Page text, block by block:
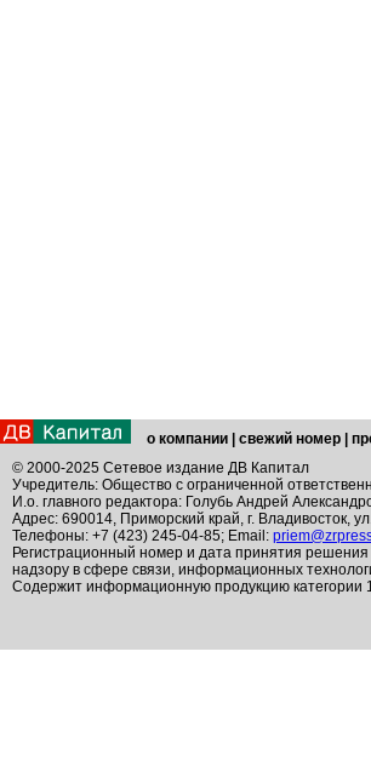
о компании свежий номер
© 2000-2025 Сетевое издание ДВ Капитал
Учредитель: Общество с ограниченной
И.о. главного редактора: Голубь Андрей
Адрес: 690014, Приморский край, г. Владивосток,
Телефоны: +7 (423) 245-04-85; Email:
Регистрационный номер и дата принятия
надзору в сфере связи, информационных
Содержит информационную продукцию категории